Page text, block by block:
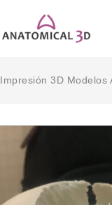
Impresión 3D Modelos